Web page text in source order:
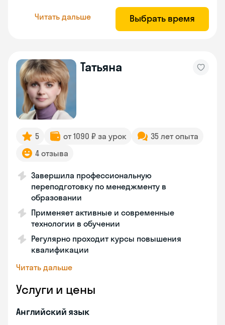
Читать дальше Выбрать время
Татьяна
5 от 1090 ₽ за урок
35 лет опыта
4 отзыва
Завершила профессиональную
переподготовку по менеджменту в
образовании
Применяет активные и современные
технологии в обучении
Регулярно проходит курсы повышения
квалификации
Читать дальше
Услуги и цены
Английский язык